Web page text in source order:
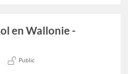
en Wallonie -
Public